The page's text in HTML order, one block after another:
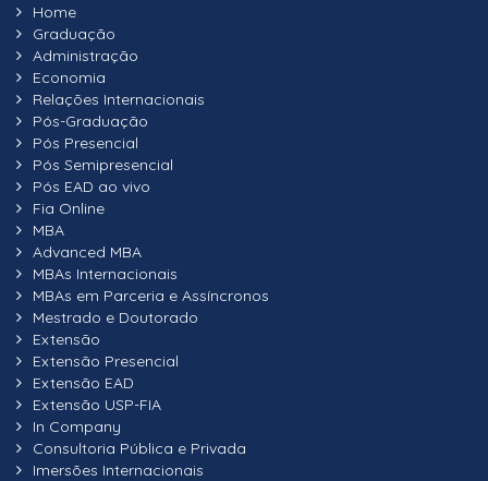
Home
Graduação
Administração
Economia
Relações Internacionais
Pós-Graduação
Pós Presencial
Pós Semipresencial
Pós EAD ao vivo
Fia Online
MBA
Advanced MBA
MBAs Internacionais
MBAs em Parceria e Assíncronos
Mestrado e Doutorado
Extensão
Extensão Presencial
Extensão EAD
Extensão USP-FIA
In Company
Consultoria Pública e Privada
Imersões Internacionais